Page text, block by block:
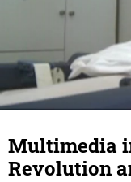
Multimedia
Revolution